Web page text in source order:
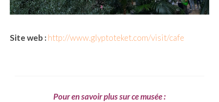
Site web :http://www.glyptoteket.com/visit/cafe
Pour en savoir plus sur ce musée :